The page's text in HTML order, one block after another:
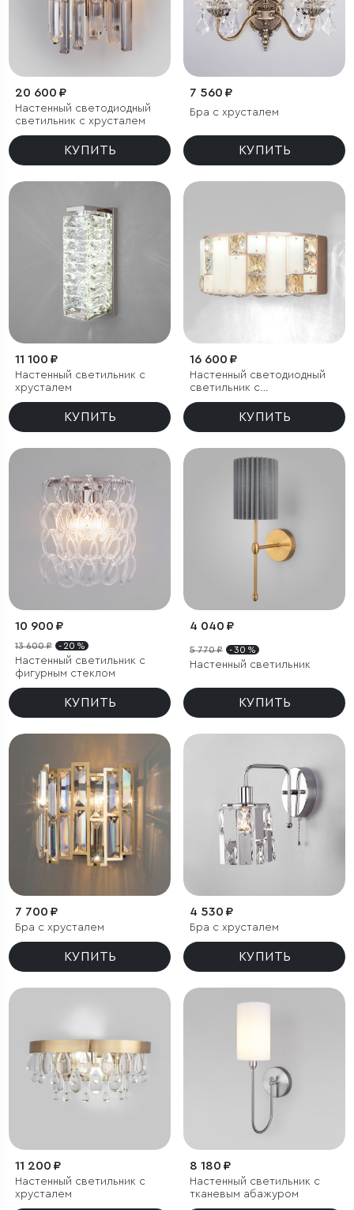
20 600 ₽
Настенный светодиодный
светильник с хрусталем
КУПИТЬ
7 560 ₽
Бра с хрусталем
КУПИТЬ
11 100 ₽
Настенный светильник с
хрусталем
КУПИТЬ
16 600 ₽
Настенный cветодиодный
светильник с
регулировкой цветовой
температурыКУПИТЬ
10 900 ₽
13 600 ₽ - 20 %
Настенный светильник с
фигурным стеклом
КУПИТЬ
4 040 ₽
5 770 ₽ - 30 %
Настенный светильник
КУПИТЬ
7 700 ₽
Бра с хрусталем
КУПИТЬ
4 530 ₽
Бра с хрусталем
КУПИТЬ
11 200 ₽
Настенный светильник с
хрусталем
8 180 ₽
Настенный светильник с
тканевым абажуром